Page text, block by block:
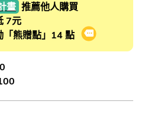
畫 推薦他人購買
7元
熊贈點」14 點
會員推薦分潤